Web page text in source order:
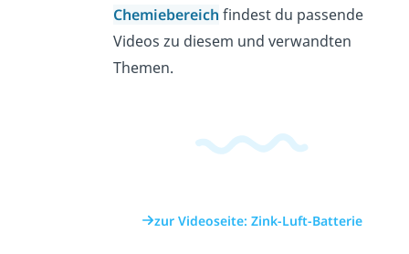
Chemiebereich findest du passende
Videos zu diesem und verwandten
Themen.
zur Videoseite: Zink-Luft-Batterie